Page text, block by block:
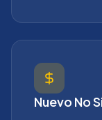
Nuevo No